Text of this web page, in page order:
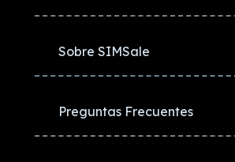
Sobre SIMSale
Preguntas Frecuentes